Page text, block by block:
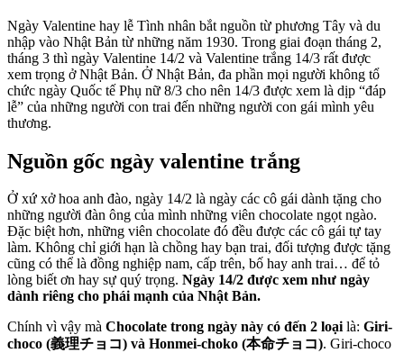
Ngày Valentine hay lễ Tình nhân bắt nguồn từ phương Tây và du
nhập vào Nhật Bản từ những năm 1930. Trong giai đoạn tháng 2,
tháng 3 thì ngày Valentine 14/2 và Valentine trắng 14/3 rất được
xem trọng ở Nhật Bản. Ở Nhật Bản, đa phần mọi người không tổ
chức ngày Quốc tế Phụ nữ 8/3 cho nên 14/3 được xem là dịp “đáp
lễ” của những người con trai đến những người con gái mình yêu
thương.
Nguồn gốc ngày valentine trắng
Ở xứ xở hoa anh đào, ngày 14/2 là ngày các cô gái dành tặng cho
những người đàn ông của mình những viên chocolate ngọt ngào.
Đặc biệt hơn, những viên chocolate đó đều được các cô gái tự tay
làm. Không chỉ giới hạn là chồng hay bạn trai, đối tượng được tặng
cũng có thể là đồng nghiệp nam, cấp trên, bố hay anh trai… để tỏ
lòng biết ơn hay sự quý trọng. Ngày 14/2 được xem như ngày
dành riêng cho phái mạnh của Nhật Bản.
Chính vì vậy mà Chocolate trong ngày này có đến 2 loạilà: Giri-
choco (義理チョコ) và Honmei-choko (本命チョコ). Giri-choco